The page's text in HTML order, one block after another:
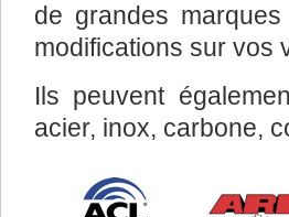
de grandes
modifications sur vos
Ils peuvent
acier, inox, carbone,